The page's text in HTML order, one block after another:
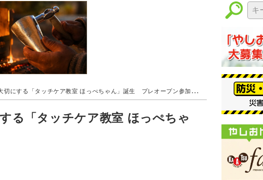
にする「タッチケア教室 ほっぺちゃん」誕生 プレオープン参加者募集中
る「タッチケア教室 ほっぺちゃ